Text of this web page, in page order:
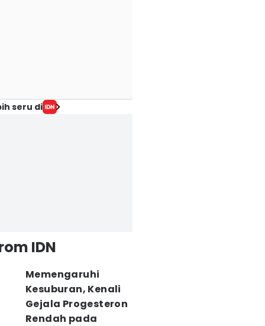
seru di
IDN
Memengaruhi
Kesuburan, Kenali
Gejala Progesteron
Rendah pada